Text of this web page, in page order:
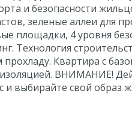
и безопасности
зеленые аллеи для
площадки, 4 уровня
Технология
прохладу. Квартира с
ВНИМАНИЕ!
и выбирайте свой